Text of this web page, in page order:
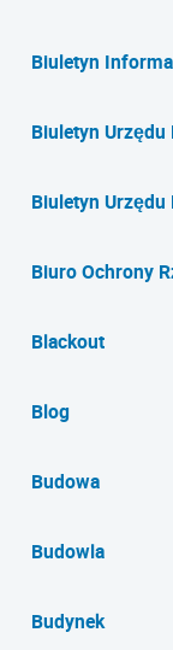
Biuletyn
Biuletyn Urzędu
Biuletyn Urzędu
Biuro Ochrony
Blackout
Blog
Budowa
Budowla
Budynek